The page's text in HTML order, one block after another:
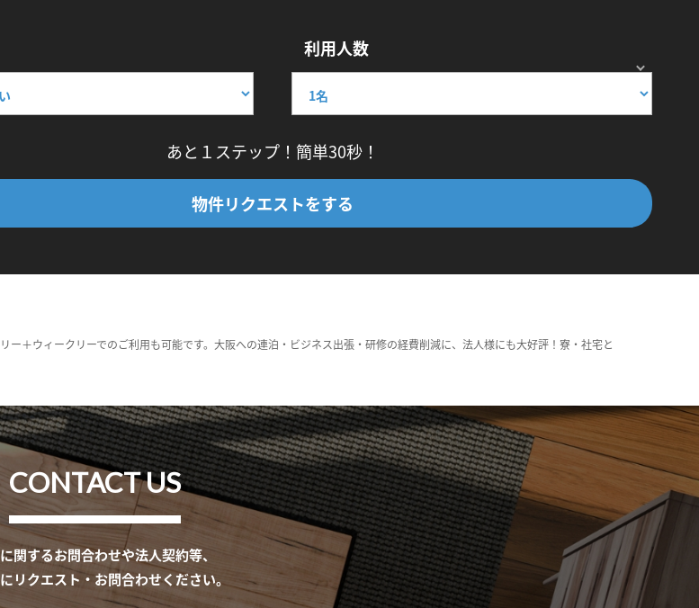
利用人数
あと１ステップ！簡単30秒！
物件リクエストをする
＋ウィークリーでのご利用も可能です。大阪への連泊・ビジネス出張・研修の経費削減に、法人様にも大好評！寮・社宅と
CONTACT US
関するお問合わせや法人契約等、
リクエスト・お問合わせください。